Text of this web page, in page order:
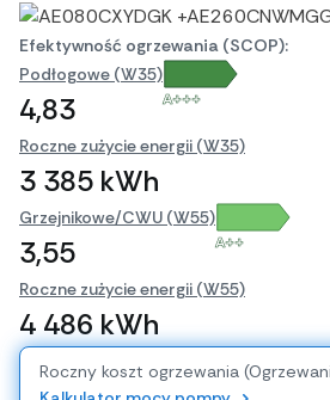
Efektywność ogrzewania (SCOP):
Podłogowe (W35)
4,83 A+++
Roczne zużycie energii (W35)
3 385 kWh
Grzejnikowe/CWU (W55)
3,55 A++
Roczne zużycie energii (W55)
4 486 kWh
Roczny koszt ogrzewania